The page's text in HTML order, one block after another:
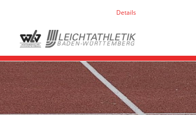
Details